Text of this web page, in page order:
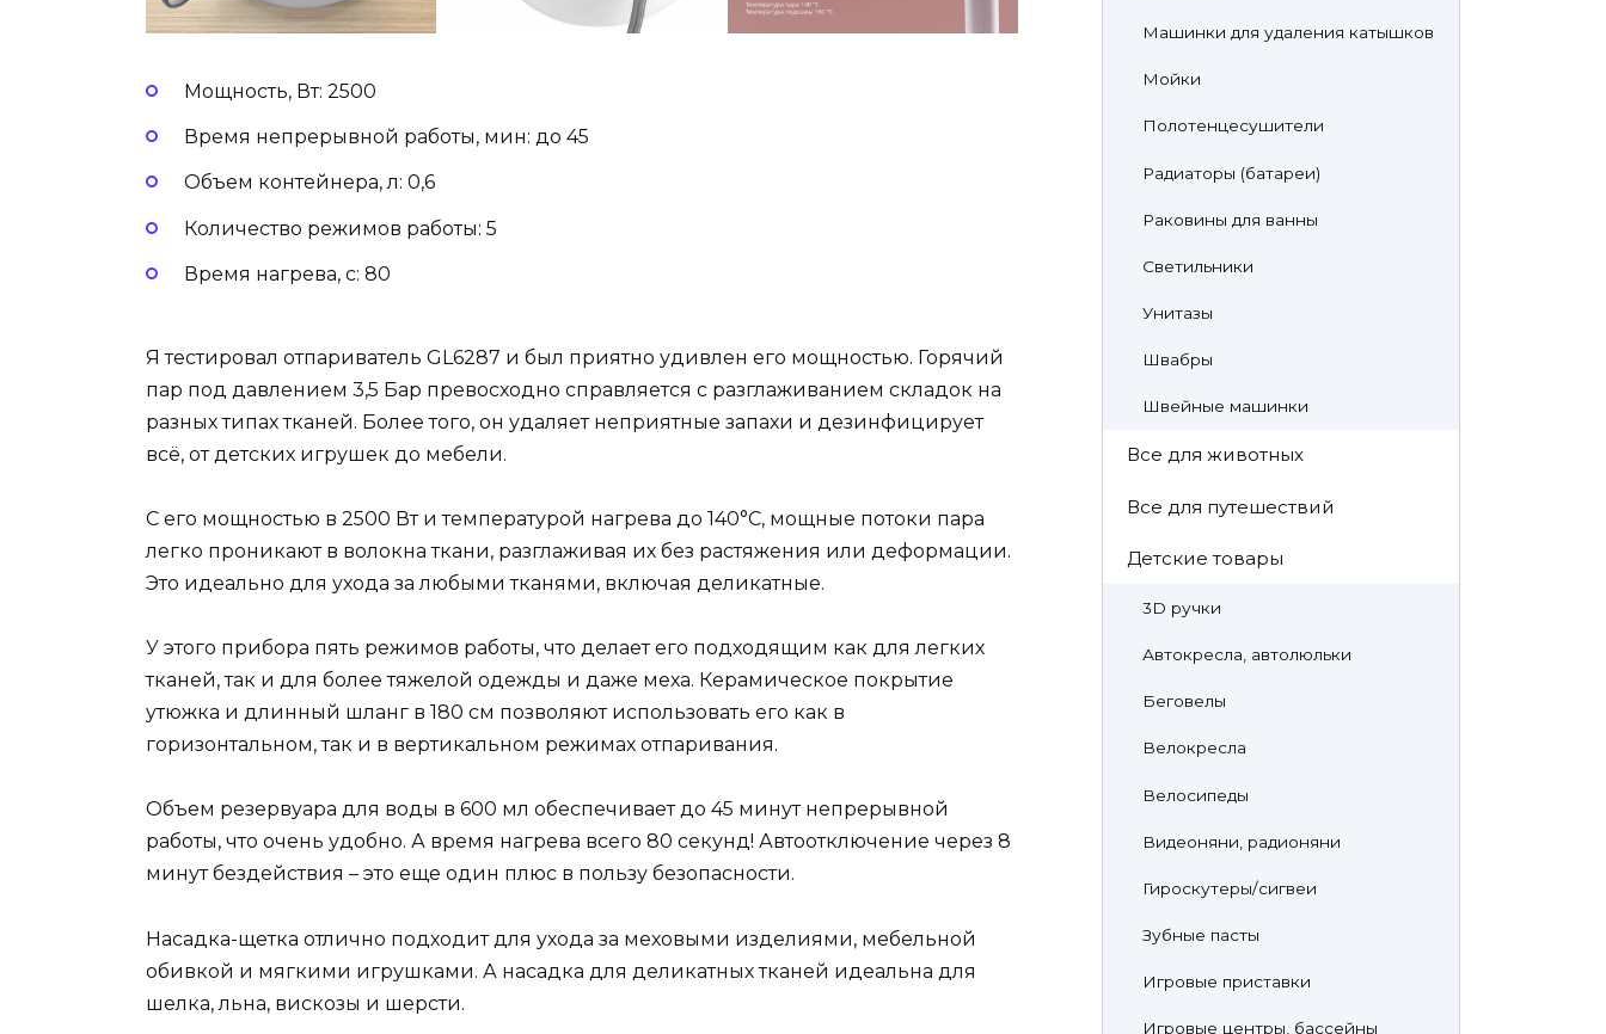
Мощность, Вт: 2500
Время непрерывной работы, мин: до 45
Объем контейнера, л: 0,6
Количество режимов работы: 5
Время нагрева, с: 80
Я тестировал отпариватель GL6287 и был приятно удивлен его мощностью. Горячий
пар под давлением 3,5 Бар превосходно справляется с разглаживанием складок на
разных типах тканей. Более того, он удаляет неприятные запахи и дезинфицирует
всё, от детских игрушек до мебели.
С его мощностью в 2500 Вт и температурой нагрева до 140°С, мощные потоки пара
легко проникают в волокна ткани, разглаживая их без растяжения или деформации.
Это идеально для ухода за любыми тканями, включая деликатные.
У этого прибора пять режимов работы, что делает его подходящим как для легких
тканей, так и для более тяжелой одежды и даже меха. Керамическое покрытие
утюжка и длинный шланг в 180 см позволяют использовать его как в
горизонтальном, так и в вертикальном режимах отпаривания.
Объем резервуара для воды в 600 мл обеспечивает до 45 минут непрерывной
работы, что очень удобно. А время нагрева всего 80 секунд! Автоотключение через 8
минут бездействия – это еще один плюс в пользу безопасности.
Насадка-щетка отлично подходит для ухода за меховыми изделиями, мебельной
обивкой и мягкими игрушками. А насадка для деликатных тканей идеальна для
шелка, льна, вискозы и шерсти.
Машинки для удаления катышков
Мойки
Полотенцесушители
Радиаторы (батареи)
Раковины для ванны
Светильники
Унитазы
Швабры
Швейные машинки
Все для животных
Все для путешествий
Детские товары
3D ручки
Автокресла, автолюльки
Беговелы
Велокресла
Велосипеды
Видеоняни, радионяни
Гироскутеры/сигвеи
Зубные пасты
Игровые приставки
Игровые центры, бассейны